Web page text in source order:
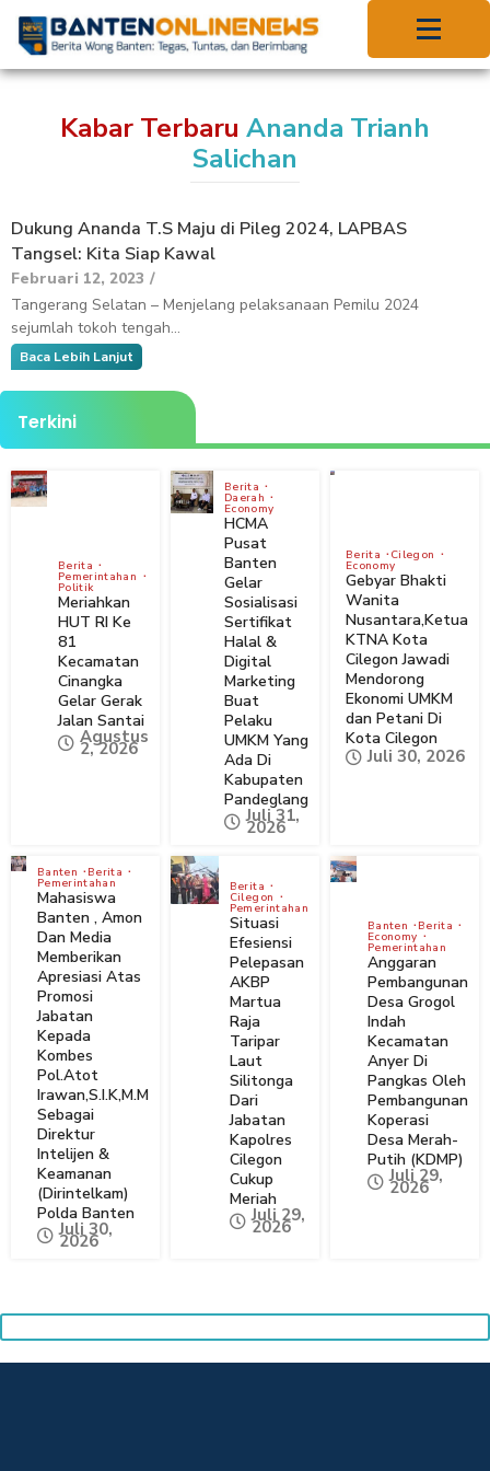
Kabar Terbaru Ananda Trianh
Salichan
Dukung Ananda T.S Maju di Pileg 2024, LAPBAS
Tangsel: Kita Siap Kawal
Februari 12, 2023 /
Tangerang Selatan – Menjelang pelaksanaan Pemilu 2024
sejumlah tokoh tengah...
Baca Lebih Lanjut
Terkini
Berita
Pemerintahan
Politik
Meriahkan
HUT RI Ke
81
Kecamatan
Cinangka
Gelar Gerak
Jalan Santai
Agustus
2, 2026
Berita
Daerah
Economy
HCMA
Pusat
Banten
Gelar
Sosialisasi
Sertifikat
Halal &
Digital
Marketing
Buat
Pelaku
UMKM Yang
Ada Di
Kabupaten
Pandeglang
Juli 31,
2026
Berita Cilegon
Economy
Gebyar Bhakti
Wanita
Nusantara,Ketua
KTNA Kota
Cilegon Jawadi
Mendorong
Ekonomi UMKM
dan Petani Di
Kota Cilegon
Juli 30, 2026
Banten Berita
Pemerintahan
Mahasiswa
Banten , Amon
Dan Media
Memberikan
Apresiasi Atas
Promosi
Jabatan
Kepada
Kombes
Pol.Atot
Irawan,S.I.K,M.M
Sebagai
Direktur
Intelijen &
Keamanan
(Dirintelkam)
Polda Banten
Juli 30,
2026
Berita
Cilegon
Pemerintahan
Situasi
Efesiensi
Pelepasan
AKBP
Martua
Raja
Taripar
Laut
Silitonga
Dari
Jabatan
Kapolres
Cilegon
Cukup
Meriah
Juli 29,
2026
Banten Berita
Economy
Pemerintahan
Anggaran
Pembangunan
Desa Grogol
Indah
Kecamatan
Anyer Di
Pangkas Oleh
Pembangunan
Koperasi
Desa Merah-
Putih (KDMP)
Juli 29,
2026